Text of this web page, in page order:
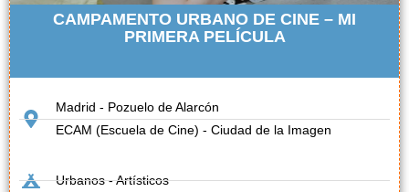
CAMPAMENTO URBANO DE CINE – MI
PRIMERA PELÍCULA
Madrid - Pozuelo de Alarcón
ECAM (Escuela de Cine) - Ciudad de la Imagen
Urbanos - Artísticos